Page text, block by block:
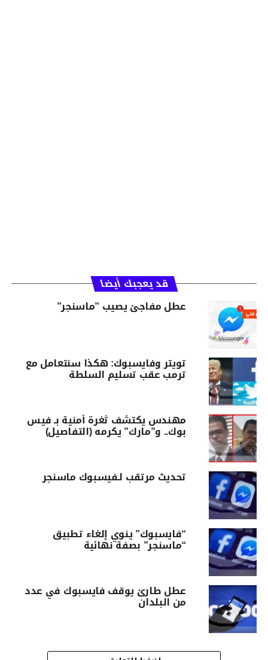
قد يعجبك أيضا
عطل مفاجئ يصيب ”ماسنجر”
تويتر وفايسبوك: هكذا سنتعامل مع
ترمب عقب تسليم السلطة
مهندس يكتشف ثغرة أمنية بـ فيس
بوك.. و”مارك” يكرمه (التفاصيل)
تحديث مرتقب لـفيسبوك ماسنجر
“فايسبوك” ينوي إلغاء تطبيق
“ماسنجر” بصفة نهائية
عطل طارئ يوقف فايسبوك في عدد
من البلدان